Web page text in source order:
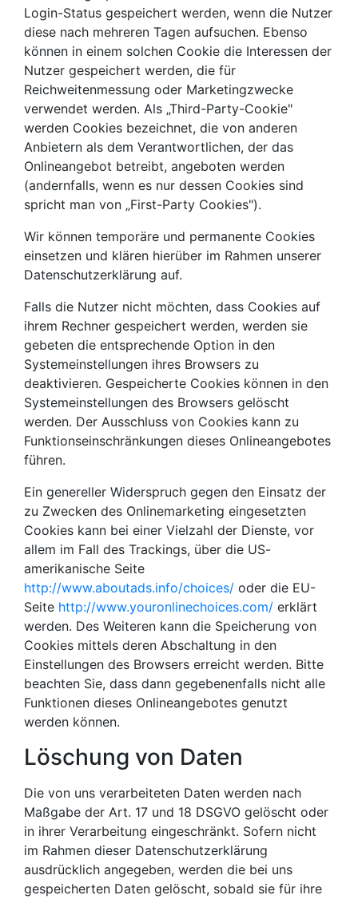
Login-Status gespeichert werden, wenn die Nutzer
diese nach mehreren Tagen aufsuchen. Ebenso
können in einem solchen Cookie die Interessen der
Nutzer gespeichert werden, die für
Reichweitenmessung oder Marketingzwecke
verwendet werden. Als „Third-Party-Cookie"
werden Cookies bezeichnet, die von anderen
Anbietern als dem Verantwortlichen, der das
Onlineangebot betreibt, angeboten werden
(andernfalls, wenn es nur dessen Cookies sind
spricht man von „First-Party Cookies").
Wir können temporäre und permanente Cookies
einsetzen und klären hierüber im Rahmen unserer
Datenschutzerklärung auf.
Falls die Nutzer nicht möchten, dass Cookies auf
ihrem Rechner gespeichert werden, werden sie
gebeten die entsprechende Option in den
Systemeinstellungen ihres Browsers zu
deaktivieren. Gespeicherte Cookies können in den
Systemeinstellungen des Browsers gelöscht
werden. Der Ausschluss von Cookies kann zu
Funktionseinschränkungen dieses Onlineangebotes
führen.
Ein genereller Widerspruch gegen den Einsatz der
zu Zwecken des Onlinemarketing eingesetzten
Cookies kann bei einer Vielzahl der Dienste, vor
allem im Fall des Trackings, über die US-
amerikanische Seite
http://www.aboutads.info/choices/ oder die EU-
Seite http://www.youronlinechoices.com/ erklärt
werden. Des Weiteren kann die Speicherung von
Cookies mittels deren Abschaltung in den
Einstellungen des Browsers erreicht werden. Bitte
beachten Sie, dass dann gegebenenfalls nicht alle
Funktionen dieses Onlineangebotes genutzt
werden können.
Löschung von Daten
Die von uns verarbeiteten Daten werden nach
Maßgabe der Art. 17 und 18 DSGVO gelöscht oder
in ihrer Verarbeitung eingeschränkt. Sofern nicht
im Rahmen dieser Datenschutzerklärung
ausdrücklich angegeben, werden die bei uns
gespeicherten Daten gelöscht, sobald sie für ihre